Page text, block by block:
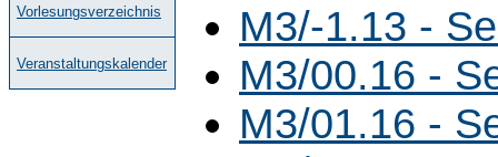
Vorlesungsverzeichnis
Veranstaltungskalender
M3/-1.13 -
M3/00.16 -
M3/01.16 -